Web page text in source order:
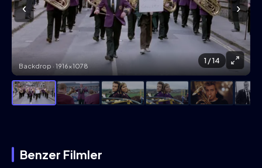
‹
Backdrop · 1916×1078
›
1 / 14
Benzer Filmler